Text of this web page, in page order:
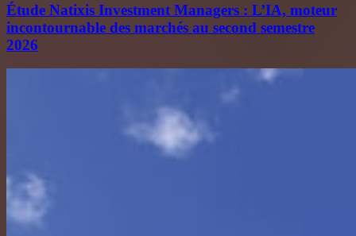
Étude Natixis Investment Managers : L’IA, moteur
incontournable des marchés au second semestre
2026